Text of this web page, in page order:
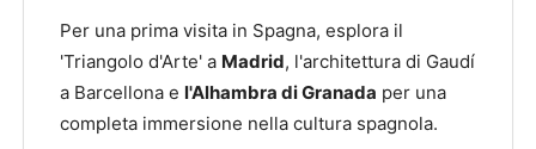
Per una prima visita in Spagna, esplora il
'Triangolo d'Arte' a Madrid, l'architettura di Gaudí
a Barcellona e l'Alhambra di Granada per una
completa immersione nella cultura spagnola.